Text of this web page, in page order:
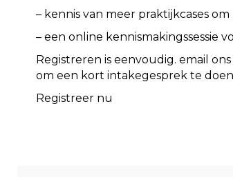
– kennis van meer praktijkcases
– een online kennismakingssessie
Registreren is eenvoudig. email
om een kort intakegesprek te
Registreer nu